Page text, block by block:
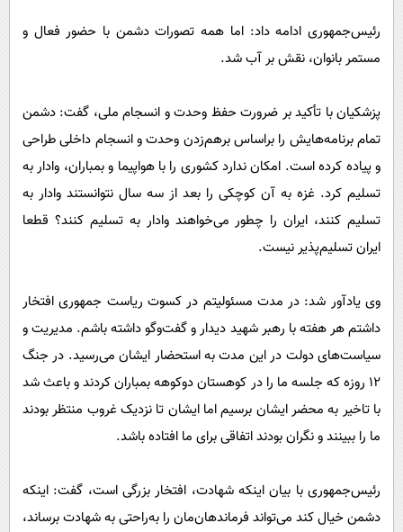
رئیس‌جمهوری ادامه داد: اما همه تصورات دشمن با حضور فعال و
مستمر بانوان، نقش بر آب شد.
پزشکیان با تأکید بر ضرورت حفظ وحدت و انسجام ملی، گفت: دشمن
تمام برنامه‌هایش را براساس برهم‌زدن وحدت و انسجام داخلی طراحی
و پیاده کرده است. امکان ندارد کشوری را با هواپیما و بمباران، وادار به
تسلیم کرد. غزه به آن کوچکی را بعد از سه سال نتوانستند وادار به
تسلیم کنند، ایران را چطور می‌خواهند وادار به تسلیم کنند؟ قطعا
ایران تسلیم‌پذیر نیست.
وی یادآور شد: در مدت مسئولیتم در کسوت ریاست جمهوری افتخار
داشتم هر هفته با رهبر شهید دیدار و گفت‌وگو داشته باشم. مدیریت و
سیاست‌های دولت در این مدت به استحضار ایشان می‌رسید. در جنگ
۱۲ روزه که جلسه ما را در کوهستان دوکوهه بمباران کردند و باعث شد
با تاخیر به محضر ایشان برسیم اما ایشان تا نزدیک غروب منتظر بودند
ما را ببینند و نگران بودند اتفاقی برای ما افتاده باشد.
رئیس‌جمهوری با بیان اینکه شهادت، افتخار بزرگی است، گفت: اینکه
دشمن خیال کند می‌تواند فرماندهان‌مان را به‌راحتی به شهادت برساند،